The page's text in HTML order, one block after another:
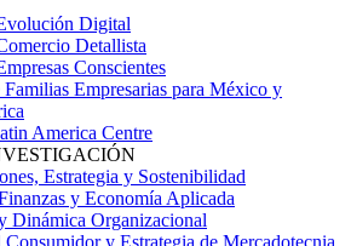
Digital
Detallista
Conscientes
Empresarias para México y
America Centre
Estrategia y Sostenibilidad
y Economía Aplicada
Dinámica Organizacional
y Estrategia de Mercadotecnia